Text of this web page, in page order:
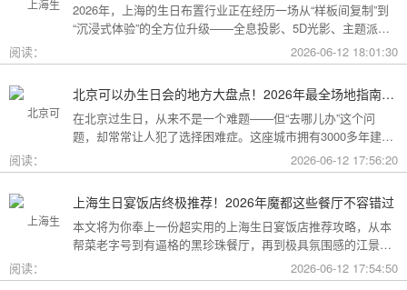
2026年，上海的生日布置行业正在经历一场从“样板间复制”到
“沉浸式体验”的全方位升级——全息投影、5D光影、主题派对
套餐层出不穷。本文将为你带来上海生日惊喜布置的2026年最
新全攻略，从低成本DIY到高端定制，从惊喜创意到趋势解
阅读： 2026-06-12 18:01:30
北京可以办生日会的地方大盘点！2026年最全场地指南，总有一款适合你
在北京过生日，从来不是一个难题——但“去哪儿办”这个问
题，却常常让人犯了选择困难症。这座城市拥有3000多年建城
史，既有恢弘大气的皇家园林、典雅别致的胡同四合院，也有
摩登时尚的CBD高空餐厅、融合传统与现代的潮人打卡地。无
友圈的派对，还是带小朋友度过一个充满童趣的生日，这篇
2026年北京生日会场地全指南都能帮你找到答案！
阅读： 2026-06-12 17:56:20
上海生日宴饭店终极推荐！2026年魔都这些餐厅不容错过
本文将为你奉上一份超实用的上海生日宴饭店推荐攻略，从本
帮菜老字号到有逼格的黑珍珠餐厅，再到极具氛围感的江景私
房餐厅，全方位承包你的生日派对需求，相信一定能解决你的
挑选难题！
阅读： 2026-06-12 17:54:50